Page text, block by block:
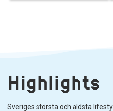
Highlights
Sveriges största och äldsta